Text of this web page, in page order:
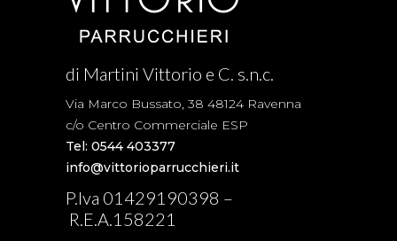
di Martini Vittorio e C. s.n.c.
Via Marco Bussato, 38 48124 Ravenna
c/o Centro Commerciale ESP
Tel: 0544 403377
info@vittorioparrucchieri.it
P.Iva 01429190398 –
R.E.A.158221